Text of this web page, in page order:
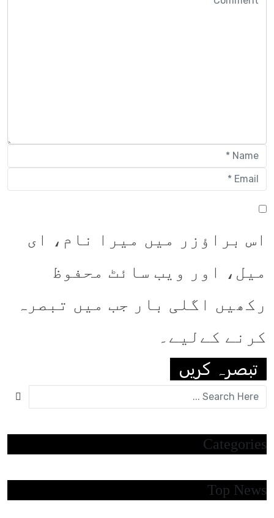
Categories
Top News
اس براؤزر میں میرا نام، ای
میل، اور ویب سائٹ محفوظ
رکھیں اگلی بار جب میں تبصرہ
کرنے کےلیے۔